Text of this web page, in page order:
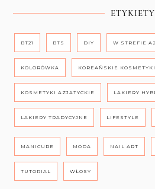
ETYKIETY
BT21 BTS DIY W STREFIE
KOLORÓWKA KOREAŃSKIE KOSMETYKI
KOSMETYKI AZJATYCKIE LAKIERY
LAKIERY TRADYCYJNE LIFESTYLE
MANICURE MODA NAIL ART
TUTORIAL WŁOSY